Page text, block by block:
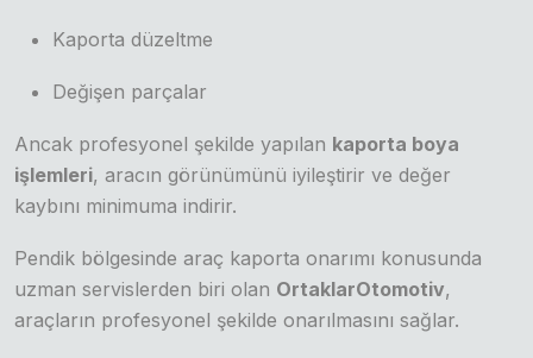
Kaporta düzeltme
Değişen parçalar
Ancak profesyonel şekilde yapılan kaporta boya
işlemleri, aracın görünümünü iyileştirir ve değer
kaybını minimuma indirir.
Pendik bölgesinde araç kaporta onarımı konusunda
uzman servislerden biri olan OrtaklarOtomotiv,
araçların profesyonel şekilde onarılmasını sağlar.